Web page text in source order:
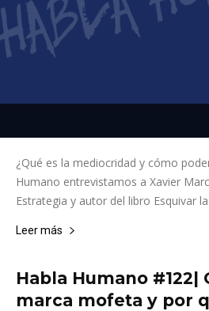
¿Qué es la mediocridad y cómo
Humano entrevistamos a Xavier
Estrategia y autor del libro Esquivar
Leer más
Habla Humano #122|
marca mofeta y por